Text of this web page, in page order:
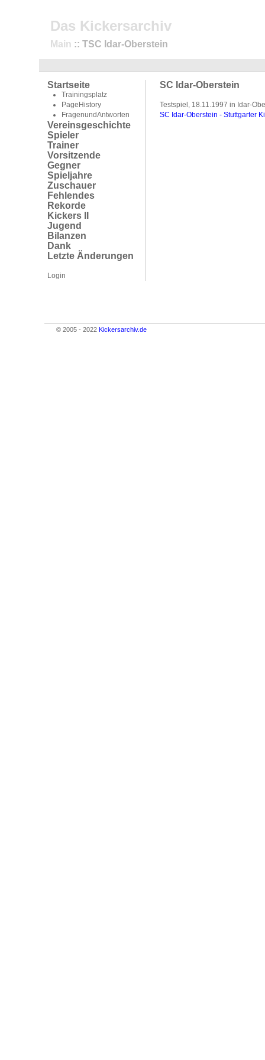
Das Kickersarchiv
Main :: TSC Idar-Oberstein
Startseite
Trainingsplatz
PageHistory
FragenundAntworten
Vereinsgeschichte
Spieler
Trainer
Vorsitzende
Gegner
Spieljahre
Zuschauer
Fehlendes
Rekorde
Kickers II
Jugend
Bilanzen
Dank
Letzte Änderungen
Login
SC Idar-Oberstein
Testspiel, 18.11.1997 in Idar-
SC Idar-Oberstein - Stuttgarter
© 2005 - 2022 Kickersarchiv.de